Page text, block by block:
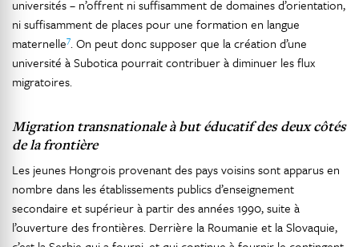
universités – n’offrent ni suffisamment de domaines d’orientation,
ni suffisamment de places pour une formation en langue
maternelle7. On peut donc supposer que la création d’une
université à Subotica pourrait contribuer à diminuer les flux
migratoires.
Migration transnationale à but éducatif des deux côtés
de la frontière
Les jeunes Hongrois provenant des pays voisins sont apparus en
nombre dans les établissements publics d’enseignement
secondaire et supérieur à partir des années 1990, suite à
l’ouverture des frontières. Derrière la Roumanie et la Slovaquie,